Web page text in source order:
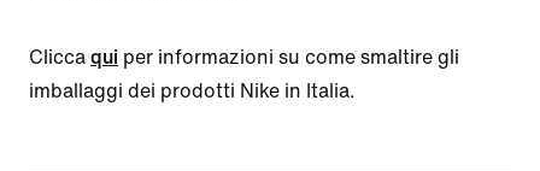
Clicca qui per informazioni su come smaltire gli
imballaggi dei prodotti Nike in Italia.